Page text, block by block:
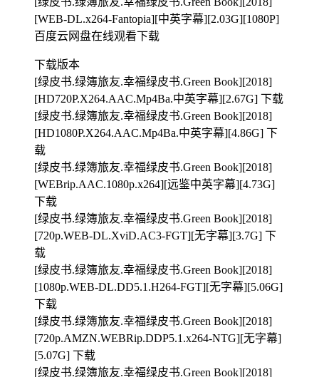
[WEB-DL.x264-Fantopia][中英字幕][2.03G][1080P]
百度云网盘在线观看下载
下载版本
[绿皮书.绿簿旅友.幸福绿皮书.Green Book][2018]
[HD720P.X264.AAC.Mp4Ba.中英字幕][2.67G] 下载
[绿皮书.绿簿旅友.幸福绿皮书.Green Book][2018]
[HD1080P.X264.AAC.Mp4Ba.中英字幕][4.86G] 下
载
[绿皮书.绿簿旅友.幸福绿皮书.Green Book][2018]
[WEBrip.AAC.1080p.x264][远鉴中英字幕][4.73G]
下载
[绿皮书.绿簿旅友.幸福绿皮书.Green Book][2018]
[720p.WEB-DL.XviD.AC3-FGT][无字幕][3.7G] 下
载
[绿皮书.绿簿旅友.幸福绿皮书.Green Book][2018]
[1080p.WEB-DL.DD5.1.H264-FGT][无字幕][5.06G]
下载
[绿皮书.绿簿旅友.幸福绿皮书.Green Book][2018]
[720p.AMZN.WEBRip.DDP5.1.x264-NTG][无字幕]
[5.07G] 下载
[绿皮书.绿簿旅友.幸福绿皮书.Green Book][2018]